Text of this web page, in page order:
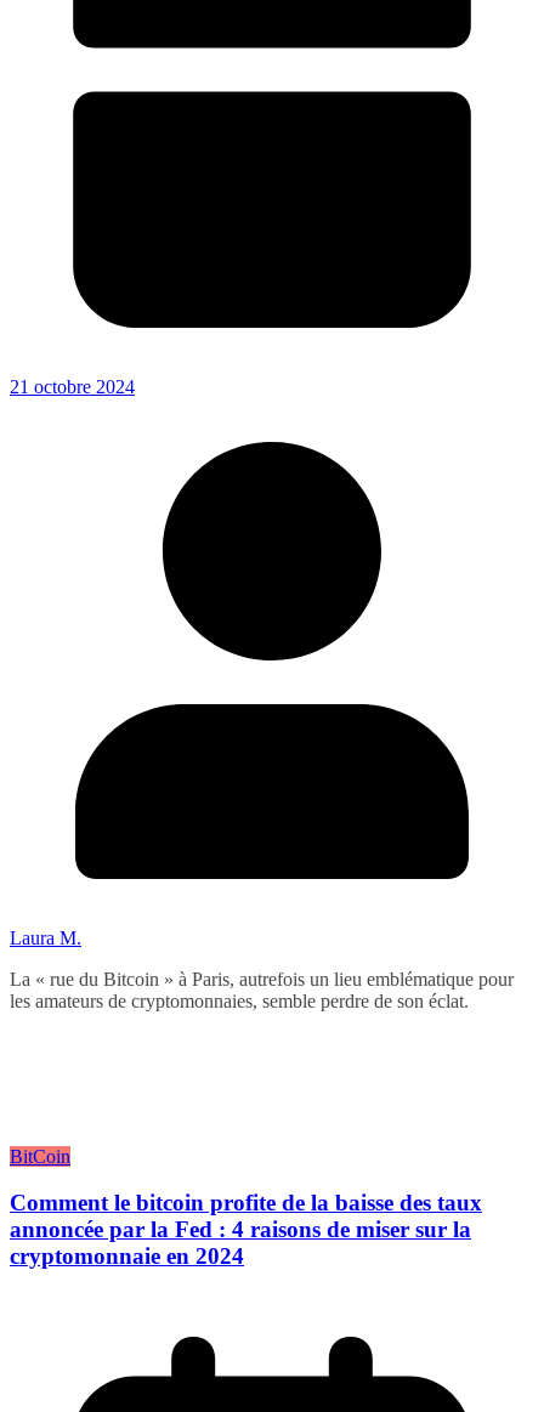
21 octobre 2024
Laura M.
La « rue du Bitcoin » à Paris, autrefois un lieu emblématique pour
les amateurs de cryptomonnaies, semble perdre de son éclat.
BitCoin
Comment le bitcoin profite de la baisse des taux
annoncée par la Fed : 4 raisons de miser sur la
cryptomonnaie en 2024